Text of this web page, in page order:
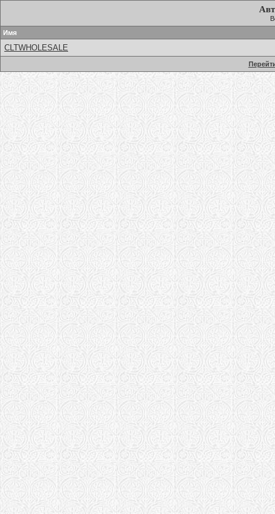
Имя
CLTWHOLESALE